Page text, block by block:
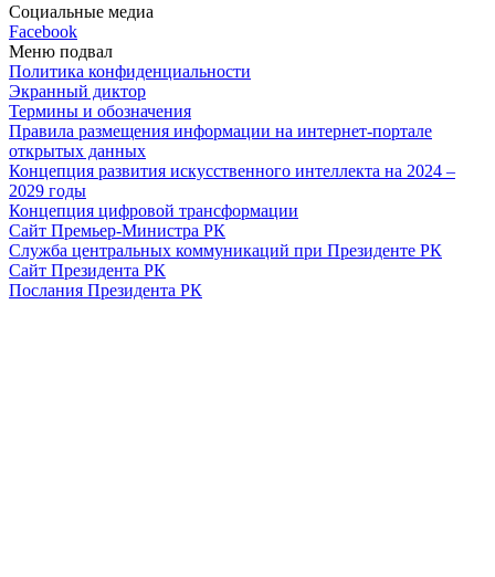
Социальные медиа
Facebook
Меню подвал
Политика конфиденциальности
Экранный диктор
Термины и обозначения
Правила размещения информации на интернет-портале
открытых данных
Концепция развития искусственного интеллекта на 2024 –
2029 годы
Концепция цифровой трансформации
Сайт Премьер-Министра РК
Служба центральных коммуникаций при Президенте РК
Сайт Президента РК
Послания Президента РК